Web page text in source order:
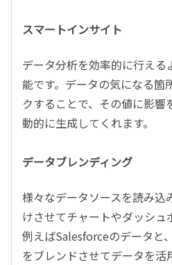
スマートインサイト
データ分析を効率的に行え
能です。データの気になる箇
クすることで、その値に影響
動的に生成してくれます。
データブレンディング
様々なデータソースを読み込
けさせてチャートやダッシュ
例えばSalesforceのデータと
をブレンドさせてデータを活